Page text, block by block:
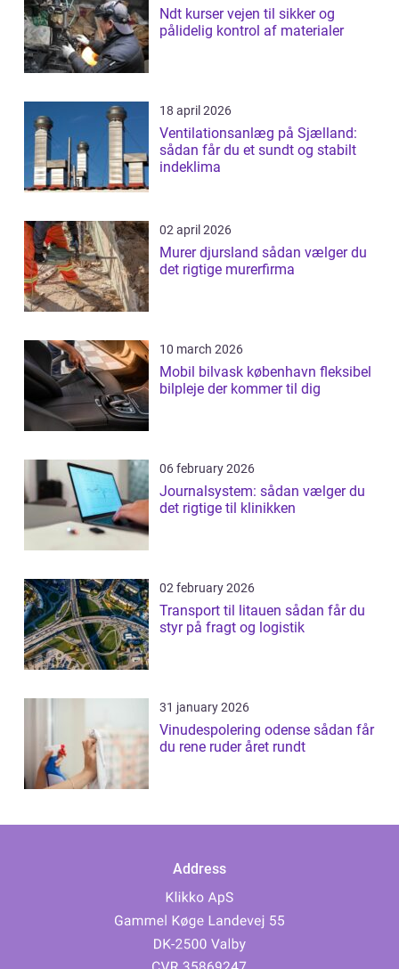
Ndt kurser vejen til sikker og
pålidelig kontrol af materialer
18 april 2026
Ventilationsanlæg på Sjælland:
sådan får du et sundt og stabilt
indeklima
02 april 2026
Murer djursland sådan vælger du
det rigtige murerfirma
10 march 2026
Mobil bilvask københavn fleksibel
bilpleje der kommer til dig
06 february 2026
Journalsystem: sådan vælger du
det rigtige til klinikken
02 february 2026
Transport til litauen sådan får du
styr på fragt og logistik
31 january 2026
Vinudespolering odense sådan får
du rene ruder året rundt
Address